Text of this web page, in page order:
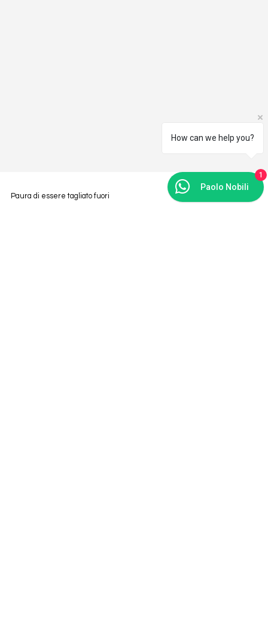
Paura di essere tagliato fuori
How can we help you?
Paolo Nobili
1